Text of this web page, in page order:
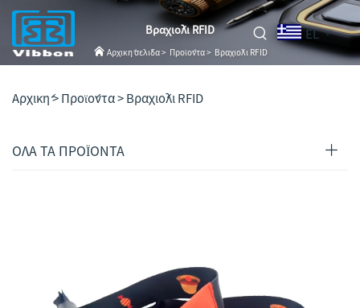
EL
Βραχιόλι RFID
Αρχική σελίδα> Προϊόντα> Βραχιόλι RFID
Αρχική >Προϊόντα>Βραχιόλι RFID
ΟΛΑ ΤΑ ΠΡΟΪΟΝΤΑ